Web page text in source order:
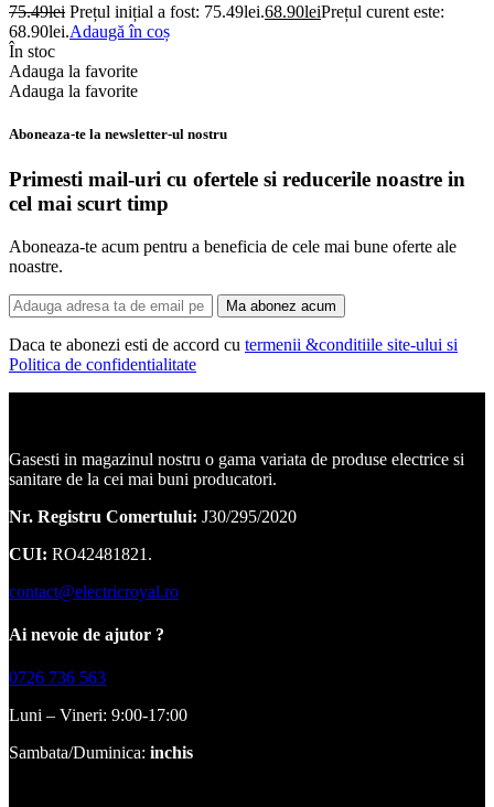
75.49lei Prețul inițial a fost: 75.49lei.68.90leiPrețul curent este:
68.90lei.Adaugă în coș
În stoc
Adauga la favorite
Adauga la favorite
Aboneaza-te la newsletter-ul nostru
Primesti mail-uri cu ofertele si reducerile noastre in
cel mai scurt timp
Aboneaza-te acum pentru a beneficia de cele mai bune oferte ale
noastre.
Ma abonez acum
Daca te abonezi esti de accord cu termenii &conditiile site-ului si
Politica de confidentialitate
Gasesti in magazinul nostru o gama variata de produse electrice si
sanitare de la cei mai buni producatori.
Nr. Registru Comertului: J30/295/2020
CUI: RO42481821.
contact@electricroyal.ro
Ai nevoie de ajutor ?
0726 736 563
Luni – Vineri: 9:00-17:00
Sambata/Duminica: inchis